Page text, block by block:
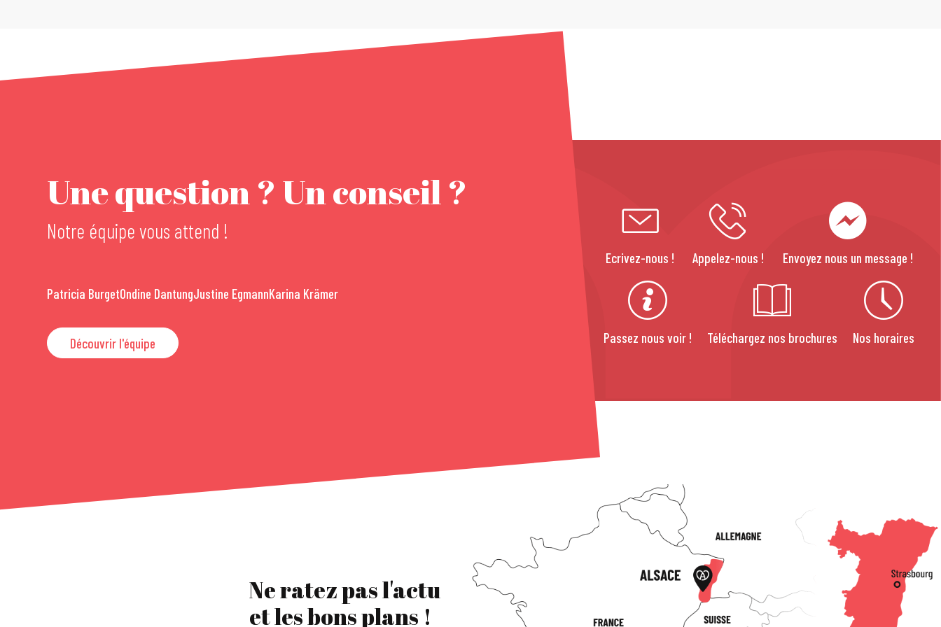
Une question ? Un conseil ?
Notre équipe vous attend !
Patricia BurgetOndine DantungJustine EgmannKarina Krämer
Découvrir l'équipe
Ecrivez-nous ! Appelez-nous ! Envoyez nous un message !
Passez nous voir ! Téléchargez nos brochures Nos horaires
Ne ratez pas l'actu
et les bons plans !